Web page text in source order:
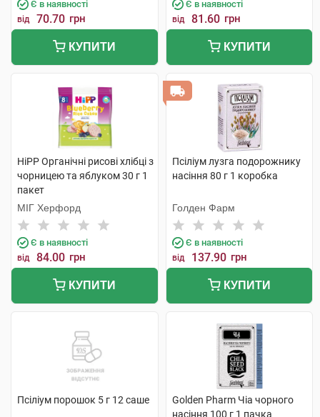
Є в наявності
від 70.70 грн
КУПИТИ
Є в наявності
від 81.60 грн
КУПИТИ
HiPP Органічні рисові хлібці з
чорницею та яблуком 30 г 1
пакет
МІГ Херфорд
Є в наявності
від 84.00 грн
КУПИТИ
Псіліум лузга подорожнику
насіння 80 г 1 коробка
Голден Фарм
Є в наявності
від 137.90 грн
КУПИТИ
Псіліум порошок 5 г 12 саше
Golden Pharm Чіа чорного
насіння 100 г 1 пачка